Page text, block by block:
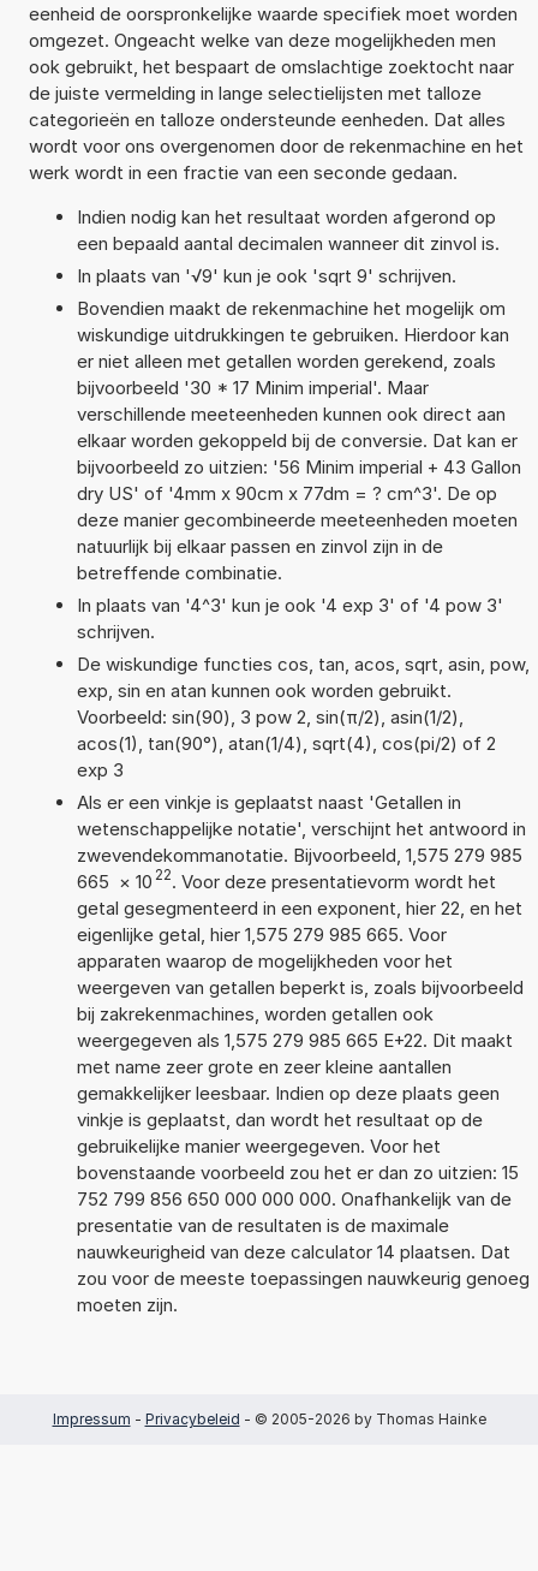
eenheid de oorspronkelijke waarde specifiek moet worden
omgezet. Ongeacht welke van deze mogelijkheden men
ook gebruikt, het bespaart de omslachtige zoektocht naar
de juiste vermelding in lange selectielijsten met talloze
categorieën en talloze ondersteunde eenheden. Dat alles
wordt voor ons overgenomen door de rekenmachine en het
werk wordt in een fractie van een seconde gedaan.
Indien nodig kan het resultaat worden afgerond op
een bepaald aantal decimalen wanneer dit zinvol is.
In plaats van '√9' kun je ook 'sqrt 9' schrijven.
Bovendien maakt de rekenmachine het mogelijk om
wiskundige uitdrukkingen te gebruiken. Hierdoor kan
er niet alleen met getallen worden gerekend, zoals
bijvoorbeeld '30 * 17 Minim imperial'. Maar
verschillende meeteenheden kunnen ook direct aan
elkaar worden gekoppeld bij de conversie. Dat kan er
bijvoorbeeld zo uitzien: '56 Minim imperial + 43 Gallon
dry US' of '4mm x 90cm x 77dm = ? cm^3'. De op
deze manier gecombineerde meeteenheden moeten
natuurlijk bij elkaar passen en zinvol zijn in de
betreffende combinatie.
In plaats van '4^3' kun je ook '4 exp 3' of '4 pow 3'
schrijven.
De wiskundige functies cos, tan, acos, sqrt, asin, pow,
exp, sin en atan kunnen ook worden gebruikt.
Voorbeeld: sin(90), 3 pow 2, sin(π/2), asin(1/2),
acos(1), tan(90°), atan(1/4), sqrt(4), cos(pi/2) of 2
exp 3
Als er een vinkje is geplaatst naast 'Getallen in
wetenschappelijke notatie', verschijnt het antwoord in
zwevendekommanotatie. Bijvoorbeeld, 1,575 279 985
665 × 10 22. Voor deze presentatievorm wordt het
getal gesegmenteerd in een exponent, hier 22, en het
eigenlijke getal, hier 1,575 279 985 665. Voor
apparaten waarop de mogelijkheden voor het
weergeven van getallen beperkt is, zoals bijvoorbeeld
bij zakrekenmachines, worden getallen ook
weergegeven als 1,575 279 985 665 E+22. Dit maakt
met name zeer grote en zeer kleine aantallen
gemakkelijker leesbaar. Indien op deze plaats geen
vinkje is geplaatst, dan wordt het resultaat op de
gebruikelijke manier weergegeven. Voor het
bovenstaande voorbeeld zou het er dan zo uitzien: 15
752 799 856 650 000 000 000. Onafhankelijk van de
presentatie van de resultaten is de maximale
nauwkeurigheid van deze calculator 14 plaatsen. Dat
zou voor de meeste toepassingen nauwkeurig genoeg
moeten zijn.
Impressum - Privacybeleid - © 2005-2026 by Thomas Hainke